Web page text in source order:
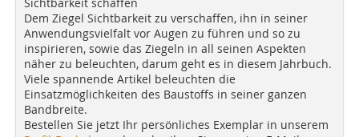
Dem Ziegel Sichtbarkeit zu verschaffen, ihn in seiner
Anwendungsvielfalt vor Augen zu führen und so zu
inspirieren, sowie das Ziegeln in all seinen Aspekten
näher zu beleuchten, darum geht es in diesem Jahrbuch.
Viele spannende Artikel beleuchten die
Einsatzmöglichkeiten des Baustoffs in seiner ganzen
Bandbreite.
Bestellen Sie jetzt Ihr persönliches Exemplar in unserem